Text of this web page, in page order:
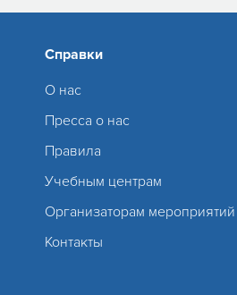
Справки
О нас
Пресса о нас
Правила
Учебным центрам
Организаторам мероприятий
Контакты